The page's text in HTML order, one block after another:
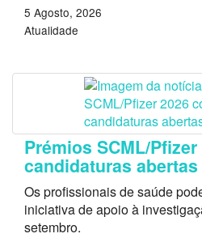
5 Agosto, 2026
Atualidade
Prémios SCML/
candidaturas abertas
Os profissionais de saúde
iniciativa de apoio à
setembro.